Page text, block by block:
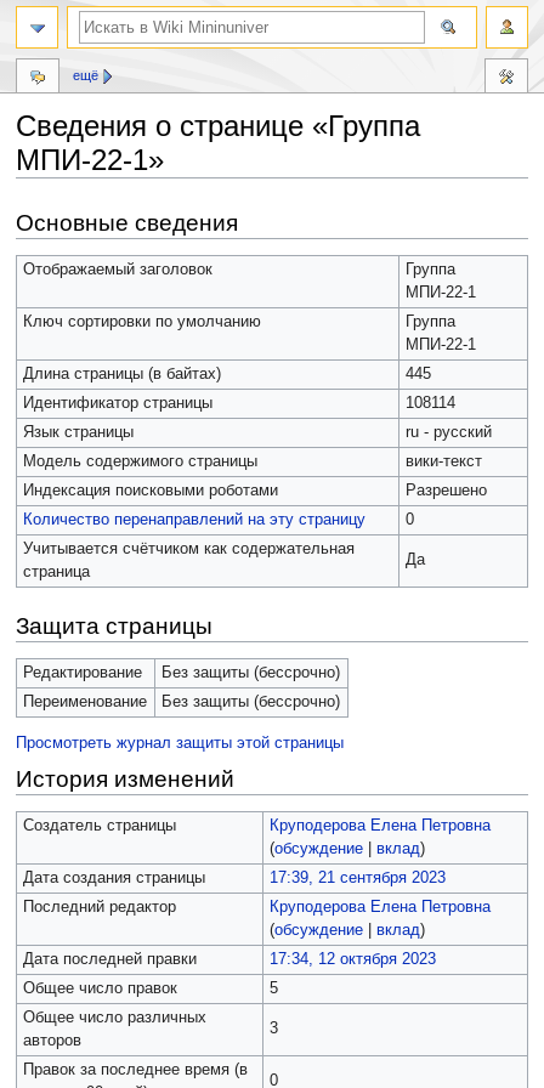
Сведения о странице «Группа
МПИ-22-1»
к
навигации
к
поиску
Основные сведения
Отображаемый заголовок
Группа
МПИ-22-1
Ключ сортировки по умолчанию
Группа
МПИ-22-1
Длина страницы (в байтах)
445
Идентификатор страницы
108114
Язык страницы
ru - русский
Модель содержимого страницы
вики-текст
Индексация поисковыми роботами
Разрешено
Количество перенаправлений на эту страницу
0
Учитывается счётчиком как содержательная
страница
Да
Защита страницы
Редактирование
Без защиты (бессрочно)
Переименование
Без защиты (бессрочно)
Просмотреть журнал защиты этой страницы
История изменений
Создатель страницы
Круподерова Елена Петровна
(обсуждение| вклад)
Дата создания страницы
17:39, 21 сентября 2023
Последний редактор
Круподерова Елена Петровна
(обсуждение| вклад)
Дата последней правки
17:34, 12 октября 2023
Общее число правок
5
Общее число различных
авторов
3
Правок за последнее время (в
0
ещё